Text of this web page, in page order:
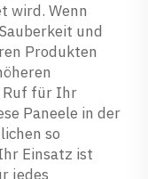
wird. Wenn
und
Produkten
Ruf für Ihr
Paneele in der
so
Einsatz ist
jedes